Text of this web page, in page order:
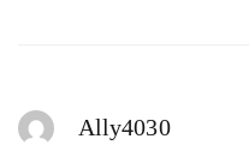
Ally4030